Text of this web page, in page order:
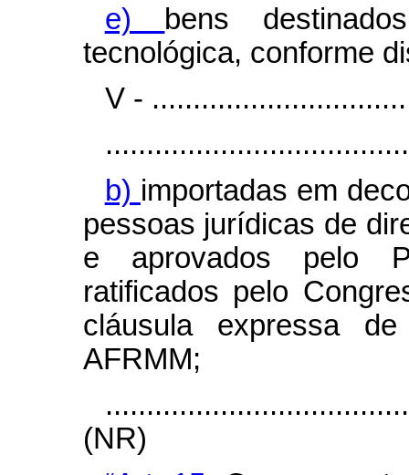
e) bens
tecnológica, conforme
V -
b) importadas em
pessoas jurídicas de
e aprovados pelo
ratificados pelo
cláusula expressa
AFRMM;
(NR)